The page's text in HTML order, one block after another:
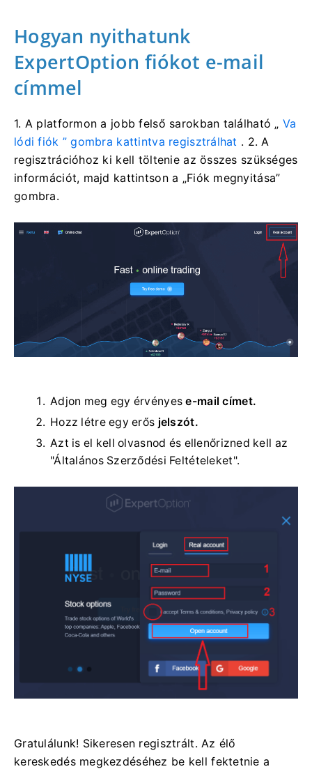
Hogyan nyithatunk
ExpertOption fiókot e-mail
címmel
1. A platformona jobb felső sarokban található „Va
lódi fiók ” gombra kattintva regisztrálhat . 2. A
regisztrációhoz ki kell töltenie az összes szükséges
információt, majd kattintson a „Fiók megnyitása”
gombra.
Adjon meg egy érvényese-mail címet.
Hozz létre egy erős jelszót.
Azt is el kell olvasnod és ellenőrizned kell az
"Általános Szerződési Feltételeket".
Gratulálunk! Sikeresen regisztrált. Az élő
kereskedés megkezdéséhez be kell fektetnie a